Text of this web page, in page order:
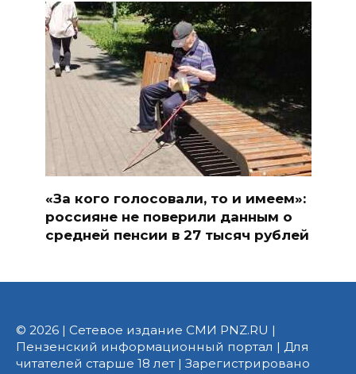
«За кого голосовали, то и имеем»:
россияне не поверили данным о
средней пенсии в 27 тысяч рублей
© 2026 | Сетевое издание СМИ PNZ.RU |
Пензенский информационный портал | Для
читателей старше 18 лет | Зарегистрировано